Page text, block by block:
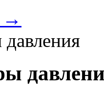
→
давления